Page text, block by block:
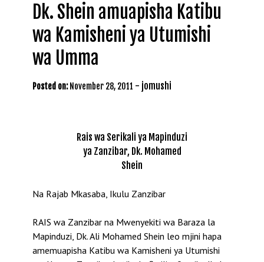
Dk. Shein amuapisha Katibu
wa Kamisheni ya Utumishi
wa Umma
Posted on: November 28, 2011 - jomushi
Rais wa Serikali ya Mapinduzi
ya Zanzibar, Dk. Mohamed
Shein
Na Rajab Mkasaba, Ikulu Zanzibar
RAIS wa Zanzibar na Mwenyekiti wa Baraza la
Mapinduzi, Dk. Ali Mohamed Shein leo mjini hapa
amemuapisha Katibu wa Kamisheni ya Utumishi